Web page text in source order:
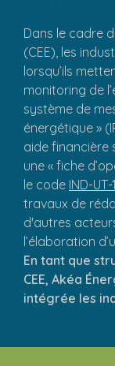
Dans le cadre
(CEE), les
lorsqu’ils
monitoring de
système de
énergétique »
aide financière
une « fiche
le code IND-UT-
travaux de
d'autres
l’élaboration
En tant que
CEE, Akéa
intégrée les